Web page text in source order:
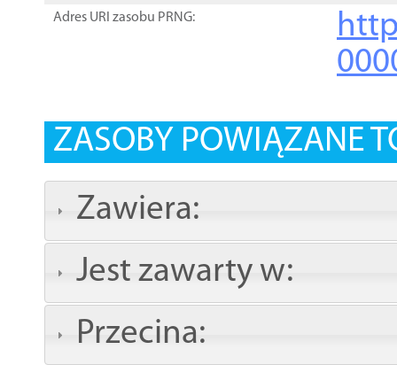
Adres URI zasobu PRNG:
ZASOBY POWIĄZANE
Zawiera:
Jest zawarty w:
Przecina: